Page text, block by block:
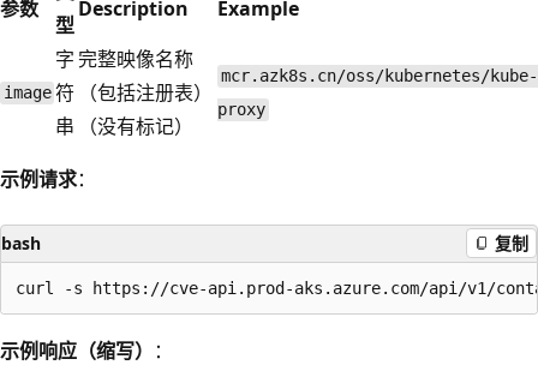
参数
型
Description Example
image
字
符
串
完整映像名称
（包括注册表）
（没有标记）
mcr.azk8s.cn/oss/kubernetes/kube-
proxy
示例请求：
bash 复制
示例响应（缩写） ：